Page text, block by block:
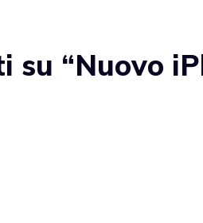
su “Nuovo